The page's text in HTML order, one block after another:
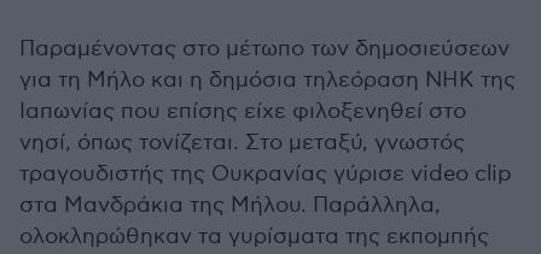
Παραμένοντας στο μέτωπο των δημοσιεύσεων
για τη Μήλο και η δημόσια τηλεόραση ΝΗΚ της
Ιαπωνίας που επίσης είχε φιλοξενηθεί στο
νησί, όπως τονίζεται. Στο μεταξύ, γνωστός
τραγουδιστής της Ουκρανίας γύρισε video clip
στα Μανδράκια της Μήλου. Παράλληλα,
ολοκληρώθηκαν τα γυρίσματα της εκπομπής